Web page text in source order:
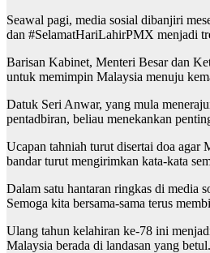
Seawal pagi, media sosial dibanjiri
dan #SelamatHariLahirPMX menjadi
Barisan Kabinet, Menteri Besar dan
untuk memimpin Malaysia menuju
Datuk Seri Anwar, yang mula
pentadbiran, beliau menekankan
Ucapan tahniah turut disertai doa agar
bandar turut mengirimkan kata-kata
Dalam satu hantaran ringkas di media
Semoga kita bersama-sama terus
Ulang tahun kelahiran ke-78 ini
Malaysia berada di landasan yang betul.